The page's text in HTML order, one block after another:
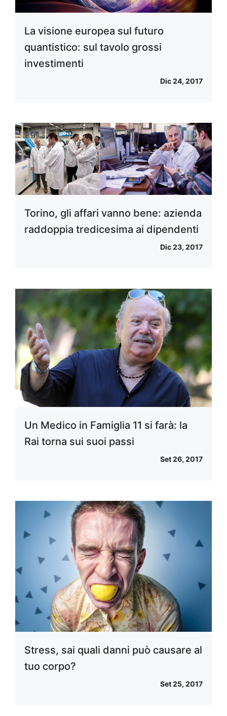
La visione europea sul futuro
quantistico: sul tavolo grossi
investimenti
Dic 24, 2017
Torino, gli affari vanno bene: azienda
raddoppia tredicesima ai dipendenti
Dic 23, 2017
Un Medico in Famiglia 11 si farà: la
Rai torna sui suoi passi
Set 26, 2017
Stress, sai quali danni può causare al
tuo corpo?
Set 25, 2017